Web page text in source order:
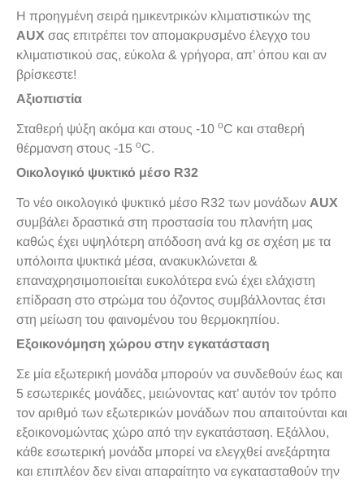
Η προηγμένη σειρά ημικεντρικών κλιματιστικών της
AUX σας επιτρέπει τον απομακρυσμένο έλεγχο του
κλιματιστικού σας, εύκολα & γρήγορα, απ’ όπου και αν
βρίσκεστε!
Αξιοπιστία
Σταθερή ψύξη ακόμα και στους -10 oC και σταθερή
θέρμανση στους -15 oC.
Οικολογικό ψυκτικό μέσο R32
Το νέο οικολογικό ψυκτικό μέσο R32 των μονάδων AUX
συμβάλει δραστικά στη προστασία του πλανήτη μας
καθώς έχει υψηλότερη απόδοση ανά kg σε σχέση με τα
υπόλοιπα ψυκτικά μέσα, ανακυκλώνεται &
επαναχρησιμοποιείται ευκολότερα ενώ έχει ελάχιστη
επίδραση στο στρώμα του όζοντος συμβάλλοντας έτσι
στη μείωση του φαινομένου του θερμοκηπίου.
Εξοικονόμηση χώρου στην εγκατάσταση
Σε μία εξωτερική μονάδα μπορούν να συνδεθούν έως και
5 εσωτερικές μονάδες, μειώνοντας κατ’ αυτόν τον τρόπο
τον αριθμό των εξωτερικών μονάδων που απαιτούνται και
εξοικονομώντας χώρο από την εγκατάσταση. Εξάλλου,
κάθε εσωτερική μονάδα μπορεί να ελεγχθεί ανεξάρτητα
και επιπλέον δεν είναι απαραίτητο να εγκατασταθούν την